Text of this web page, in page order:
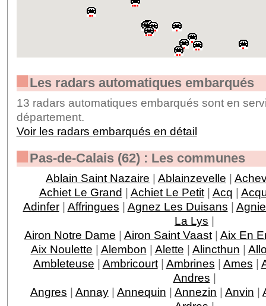
Les radars automatiques embarqués
13 radars automatiques embarqués sont en
département.
Voir les radars embarqués en détail
Pas-de-Calais (62) : Les communes
Ablain Saint Nazaire | Ablainzevelle |
Achiet Le Grand | Achiet Le Petit| Acq |
Adinfer| Affringues | Agnez Les Duisans |
La Lys |
Airon Notre Dame | Airon Saint Vaast| Aix En
Aix Noulette | Alembon | Alette | Alincthun |
Ambleteuse | Ambricourt| Ambrines | Ames |
Andres |
Angres | Annay | Annequin | Annezin | Anvin |